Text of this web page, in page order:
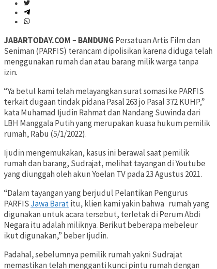
JABARTODAY.COM – BANDUNG Persatuan Artis Film dan
Seniman (PARFIS) terancam dipolisikan karena diduga telah
menggunakan rumah dan atau barang milik warga tanpa
izin.
“Ya betul kami telah melayangkan surat somasi ke PARFIS
terkait dugaan tindak pidana Pasal 263 jo Pasal 372 KUHP,”
kata Muhamad Ijudin Rahmat dan Nandang Suwinda dari
LBH Manggala Putih yang merupakan kuasa hukum pemilik
rumah, Rabu (5/1/2022).
Ijudin mengemukakan, kasus ini berawal saat pemilik
rumah dan barang, Sudrajat, melihat tayangan di Youtube
yang diunggah oleh akun Yoelan TV pada 23 Agustus 2021.
“Dalam tayangan yang berjudul Pelantikan Pengurus
PARFIS Jawa Baratitu, klien kami yakin bahwa rumah yang
digunakan untuk acara tersebut, terletak di Perum Abdi
Negara itu adalah miliknya. Berikut beberapa mebeleur
ikut digunakan,” beber Ijudin.
Padahal, sebelumnya pemilik rumah yakni Sudrajat
memastikan telah mengganti kunci pintu rumah dengan